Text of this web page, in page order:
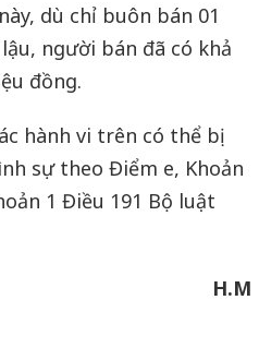
dù chỉ buôn bán 01
người bán đã có khả
đồng.
hành vi trên có thể bị
sự theo Điểm e, Khoản
1 Điều 191 Bộ luật
H.M